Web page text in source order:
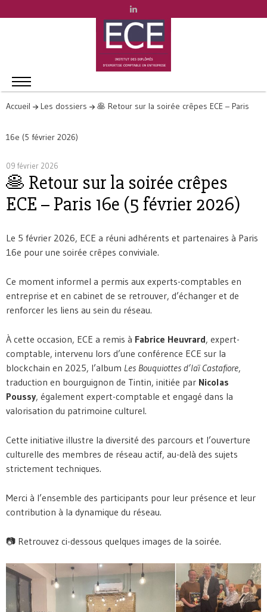
Accueil Les dossiers 🥞 Retour sur la soirée crêpes ECE – Paris
16e (5 février 2026)
09 février 2026
🥞 Retour sur la soirée crêpes
ECE – Paris 16e (5 février 2026)
Le 5 février 2026, ECE a réuni adhérents et partenaires à Paris
16e pour une soirée crêpes conviviale.
Ce moment informel a permis aux experts-comptables en
entreprise et en cabinet de se retrouver, d’échanger et de
renforcer les liens au sein du réseau.
À cette occasion, ECE a remis à Fabrice Heuvrard, expert-
comptable, intervenu lors d’une conférence ECE sur la
blockchain en 2025, l’album Les Bouquiottes d’laï Castafiore,
traduction en bourguignon de Tintin, initiée par Nicolas
Poussy, également expert-comptable et engagé dans la
valorisation du patrimoine culturel.
Cette initiative illustre la diversité des parcours et l’ouverture
culturelle des membres de réseau actif, au-delà des sujets
strictement techniques.
Merci à l’ensemble des participants pour leur présence et leur
contribution à la dynamique du réseau.
📷 Retrouvez ci-dessous quelques images de la soirée.